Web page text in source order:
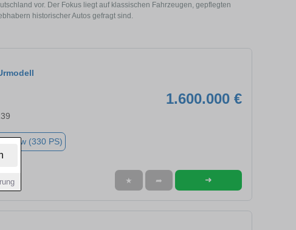
vor. Der Fokus liegt auf klassischen Fahrzeugen, gepflegten
historischer Autos gefragt sind.
1.600.000 €
243 kw (330 PS)
★ ➦ ➜